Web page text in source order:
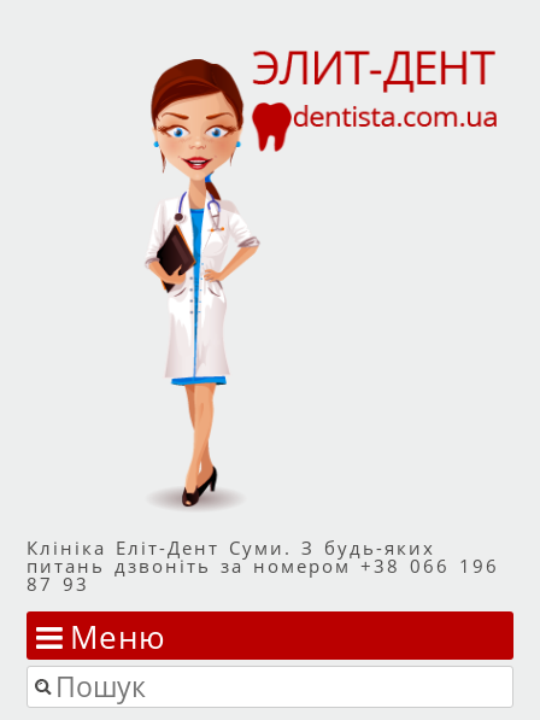
Клініка Еліт-Дент Суми. З будь-яких
питань дзвоніть за номером +38 066 196
87 93
Меню
Перейти до змісту
Пошук